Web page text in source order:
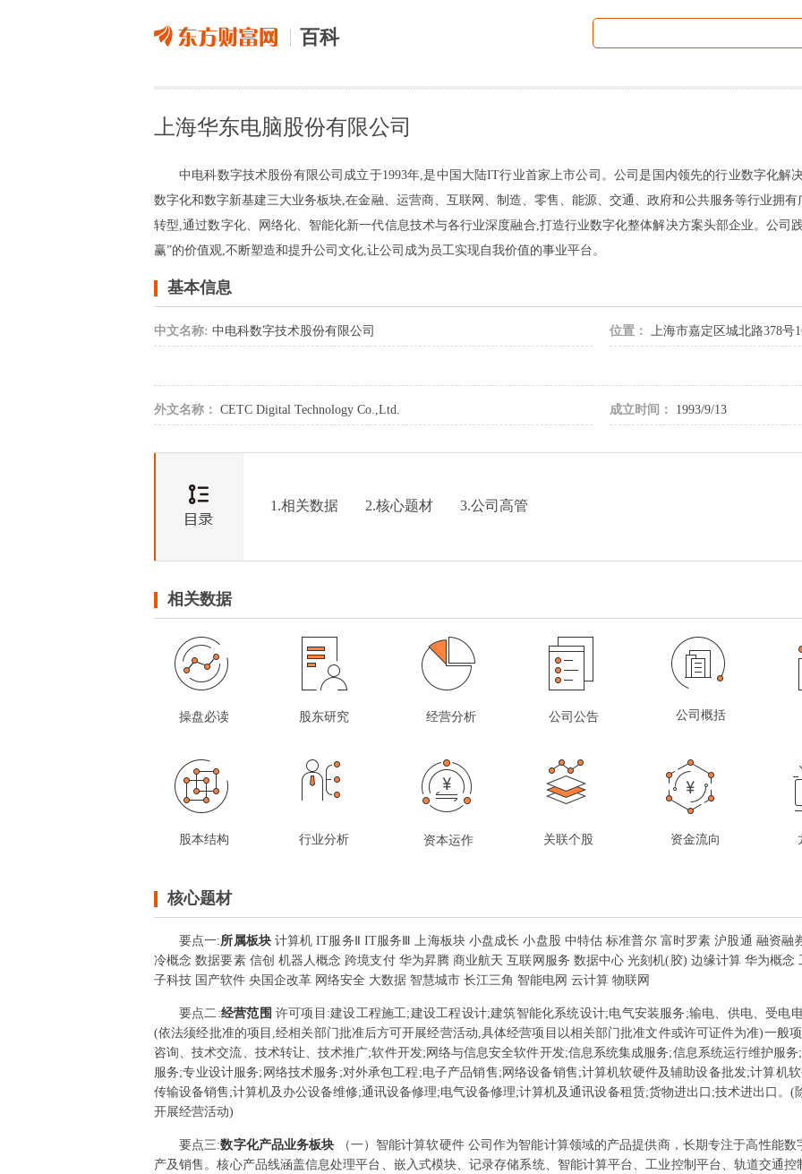
百科
上海华东电脑股份有限公司
中电科数字技术股份有限公司成立于1993年,是中国大陆IT行业首家上市公司。公司是国内领先的行业数字化解
数字化和数字新基建三大业务板块,在金融、运营商、互联网、制造、零售、能源、交通、政府和公共服务等行业拥
转型,通过数字化、网络化、智能化新一代信息技术与各行业深度融合,打造行业数字化整体解决方案头部企业。公司
赢”的价值观,不断塑造和提升公司文化,让公司成为员工实现自我价值的事业平台。
基本信息
中文名称: 中电科数字技术股份有限公司 位置： 上海市嘉定区城北路378号
外文名称： CETC Digital Technology Co.,Ltd. 成立时间： 1993/9/13
1.相关数据 2.核心题材 3.公司高管
相关数据
操盘必读 股东研究 经营分析 公司公告 公司概括
股本结构 行业分析 资本运作 关联个股 资金流向
核心题材
要点一:所属板块 计算机 IT服务Ⅱ IT服务Ⅲ 上海板块 小盘成长 小盘股 中特估 标准普尔 富时罗素 沪股通 融资融
冷概念 数据要素 信创 机器人概念 跨境支付 华为昇腾 商业航天 互联网服务 数据中心 光刻机(胶) 边缘计算 华为概
子科技 国产软件 央国企改革 网络安全 大数据 智慧城市 长江三角 智能电网 云计算 物联网
要点二:经营范围许可项目:建设工程施工;建设工程设计;建筑智能化系统设计;电气安装服务;输电、供电、受电
(依法须经批准的项目,经相关部门批准后方可开展经营活动,具体经营项目以相关部门批准文件或许可证件为准)一般
咨询、技术交流、技术转让、技术推广;软件开发;网络与信息安全软件开发;信息系统集成服务;信息系统运行维护服
服务;专业设计服务;网络技术服务;对外承包工程;电子产品销售;网络设备销售;计算机软硬件及辅助设备批发;计算机
传输设备销售;计算机及办公设备维修;通讯设备修理;电气设备修理;计算机及通讯设备租赁;货物进出口;技术进出口。
开展经营活动)
要点三:数字化产品业务板块
（一）智能计算软硬件 公司作为智能计算领域的产品提供商，长期专注于高性能
产及销售。核心产品线涵盖信息处理平台、嵌入式模块、记录存储系统、智能计算平台、工业控制平台、轨道交通